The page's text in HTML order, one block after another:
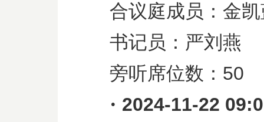
合议庭成员：金
书记员：严刘燕
旁听席位数： 50
· 2024-11-22